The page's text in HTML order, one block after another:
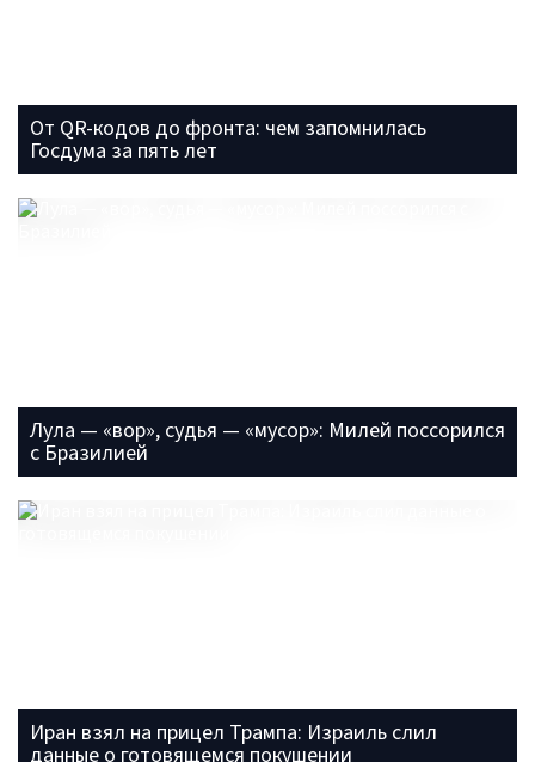
От QR-кодов до фронта: чем запомнилась
Госдума за пять лет
Лула — «вор», судья — «мусор»: Милей поссорился
с Бразилией
Иран взял на прицел Трампа: Израиль слил
данные о готовящемся покушении